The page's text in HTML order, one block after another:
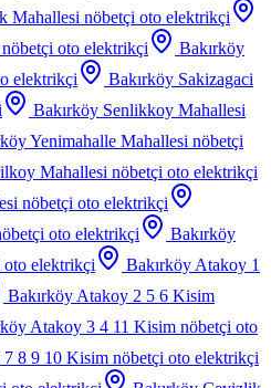
Mahallesi nöbetçi oto elektrikçi
nöbetçi oto elektrikçi
Bakırköy
elektrikçi
Bakırköy Sakizagaci
Bakırköy Senlikkoy Mahallesi
Yenimahalle Mahallesi nöbetçi
Mahallesi nöbetçi oto elektrikçi
nöbetçi oto elektrikçi
oto elektrikçi
Bakırköy
oto elektrikçi
Bakırköy Atakoy 1
Bakırköy Atakoy 2 5 6 Kisim
Atakoy 3 4 11 Kisim nöbetçi oto
7 8 9 10 Kisim nöbetçi oto elektrikçi